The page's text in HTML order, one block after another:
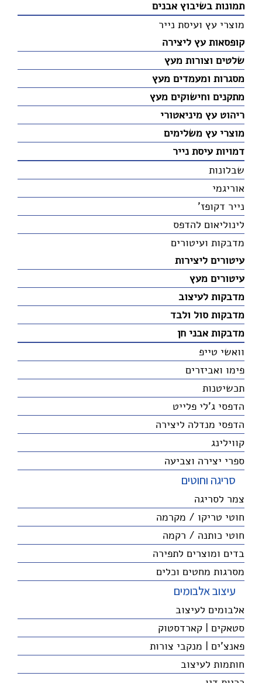
תמונות בשיבוץ אבנים
מוצרי עץ ועיסת נייר
קופסאות עץ ליצירה
שלטים וצורות מעץ
מסגרות ומעמדים מעץ
מתקנים וחישוקים מעץ
ריהוט עץ מיניאטורי
מוצרי עץ משלימים
דמויות עיסת נייר
שבלונות
אוריגמי
נייר דקופז'
לינוליאום להדפס
מדבקות ועיטורים
עיטורים ליצירות
עיטורים מעץ
מדבקות לעיצוב
מדבקות סול ולבד
מדבקות אבני חן
וואשי טייפ
פימו ואביזרים
תכשיטנות
הדפסי ג'לי פלייט
הדפסי מנדלה ליצירה
קווילינג
ספרי יצירה וצביעה
סריגה וחוטים
צמר לסריגה
חוטי טריקו / מקרמה
חוטי כותנה / רקמה
בדים ומוצרים לתפירה
מסרגות מחטים וכלים
עיצוב אלבומים
אלבומים לעיצוב
סטאקים | קארדסטוק
פאנצ'ים | מנקבי צורות
חותמות לעיצוב